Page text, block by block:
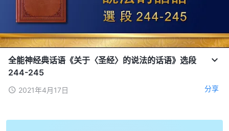
全能神经典话语《关于〈圣经〉的说法的话语》选段
244-245
2021年4月17日 分享